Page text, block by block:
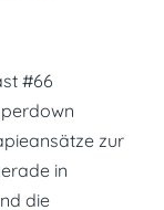
#66
zur
in
die